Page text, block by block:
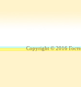
Copyright © 2016